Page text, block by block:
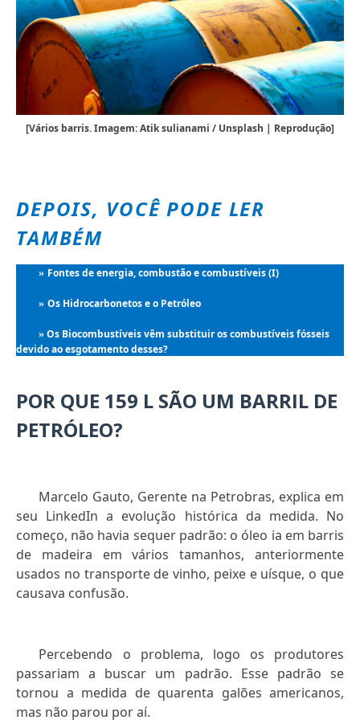
[Vários barris. Imagem: Atik sulianami / Unsplash | Reprodução]
DEPOIS, VOCÊ PODE LER
TAMBÉM
» Fontes de energia, combustão e combustíveis (I)
» Os Hidrocarbonetos e o Petróleo
» Os Biocombustíveis vêm substituir os combustíveis fósseis
devido ao esgotamento desses?
POR QUE 159 L SÃO UM BARRIL DE
PETRÓLEO?
Marcelo Gauto, Gerente na Petrobras, explica em
seu LinkedIn a evolução histórica da medida. No
começo, não havia sequer padrão: o óleo ia em barris
de madeira em vários tamanhos, anteriormente
usados no transporte de vinho, peixe e uísque, o que
causava confusão.
Percebendo o problema, logo os produtores
passariam a buscar um padrão. Esse padrão se
tornou a medida de quarenta galões americanos,
mas não parou por aí.